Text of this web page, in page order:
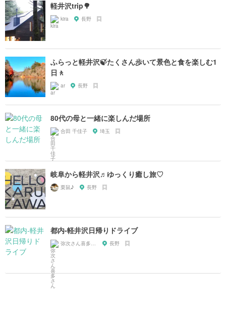
軽井沢trip🌳
kira 長野
ふらっと軽井沢🍃たくさん歩いて景色と食を楽しむ1
日🚶
ar 長野
80代の母と一緒に楽しんだ場所
合田 千佳子 埼玉
岐阜から軽井沢♬ゆっくり癒し旅♡
栗鼠♪ 長野
都内-軽井沢日帰りドライブ
弥次さん喜多さん 長野